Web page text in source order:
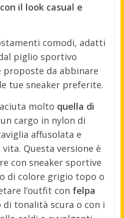
il look casual e
comodi, adatti
piglio sportivo
da abbinare
tue sneaker preferite.
molto quella di
cargo in nylon di
affusolata e
Questa versione è
con sneaker sportive
di colore grigio topo o
l’outfit con felpa
di tonalità scura o con i